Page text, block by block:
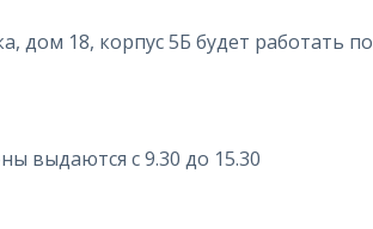
дом 18, корпус 5Б будет работать по
выдаются с 9.30 до 15.30